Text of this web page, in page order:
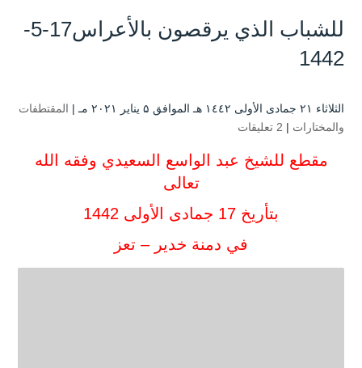
للشباب الذي يرقصون بالأعراس17-5-
1442
الثلاثاء ۲۱ جمادى الأولى ۱٤٤۲ هـ الموافق ۵ يناير ۲۰۲۱ مـ |
المقتطفات
والمختارات | 2 تعليقات
مقطع للشيخ عبد الواسع السعيدي وفقه الله
تعالى
بتأريخ 17 جمادى الأولى 1442
في دمنة خدير – تعز